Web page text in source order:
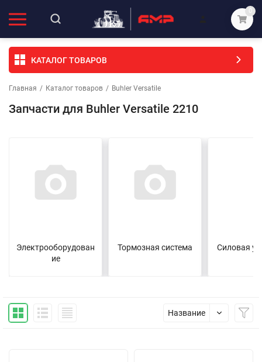
0
КАТАЛОГ ТОВАРОВ
Главная / Каталог товаров / Buhler Versatile
Запчасти для Buhler Versatile 2210
Электрооборудован
ие
Тормозная система Силовая
Название